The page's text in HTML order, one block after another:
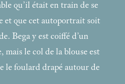
qu’il était en train de se
et que cet autoportrait soit
Bega y est coiffé d’un
mais le col de la blouse est
le foulard drapé autour de